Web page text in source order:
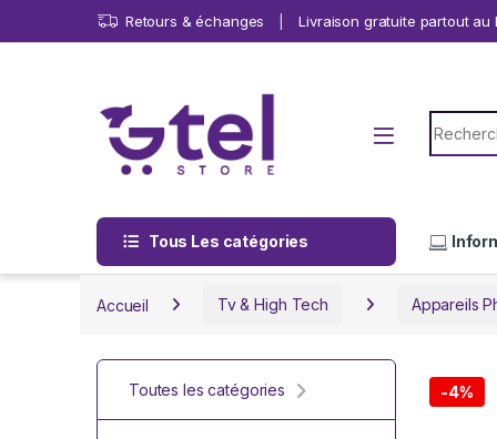
Skip to navigation
Skip to content Retours & échanges Livraison gratuite partout au
Search
Tous Les catégories
Accueil Tv & High Tech Appareils
-4%
Toutes les catégories